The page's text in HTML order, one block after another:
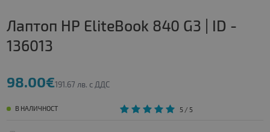
Лаптоп HP EliteBook 840 G3 | ID -
136013
98.00€191.67 лв. с ДДС
В НАЛИЧНОСТ 5/ 5